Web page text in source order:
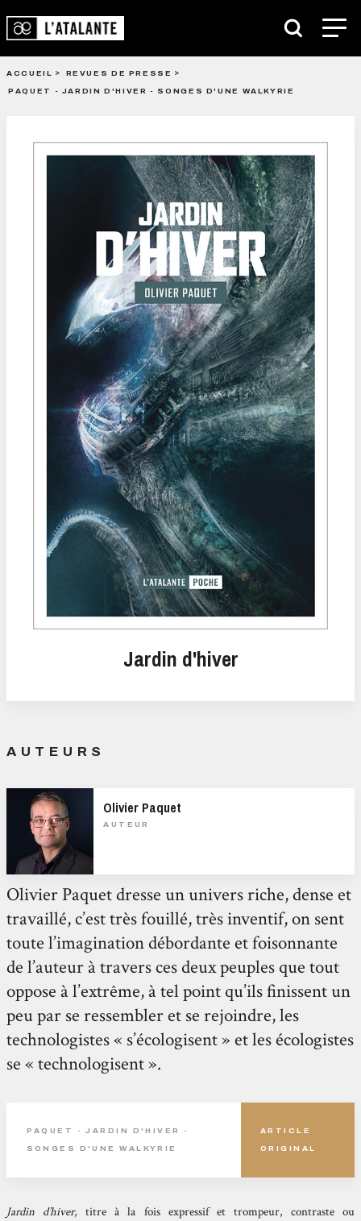
ACCUEIL
REVUES DE PRESSE
PAQUET - JARDIN D'HIVER - SONGES D'UNE WALKYRIE
Jardin d'hiver
AUTEURS
Olivier Paquet
AUTEUR
Olivier Paquet dresse un univers riche, dense et
travaillé, c’est très fouillé, très inventif, on sent
toute l’imagination débordante et foisonnante
de l’auteur à travers ces deux peuples que tout
oppose à l’extrême, à tel point qu’ils finissent un
peu par se ressembler et se rejoindre, les
technologistes « s’écologisent » et les écologistes
se « technologisent ».
PAQUET - JARDIN D'HIVER -
SONGES D'UNE WALKYRIE
ARTICLE
ORIGINAL
Jardin d’hiver, titre à la fois expressif et trompeur, contraste ou